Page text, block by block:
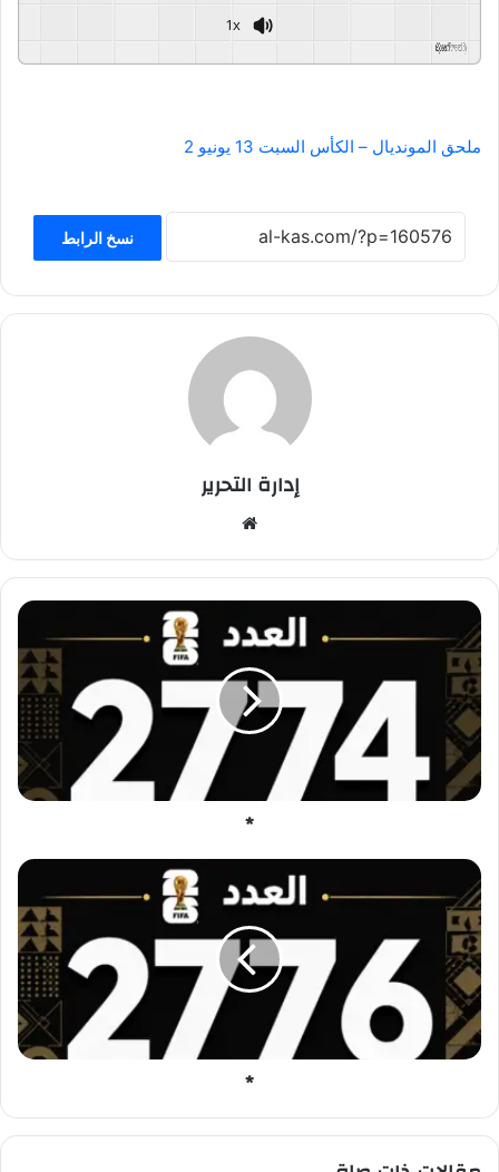
1x
Powered By
ملحق المونديال – الكأس السبت 13 يونيو 2
نسخ الرابط
إدارة التحرير
الوي
ب
*
*
*
*